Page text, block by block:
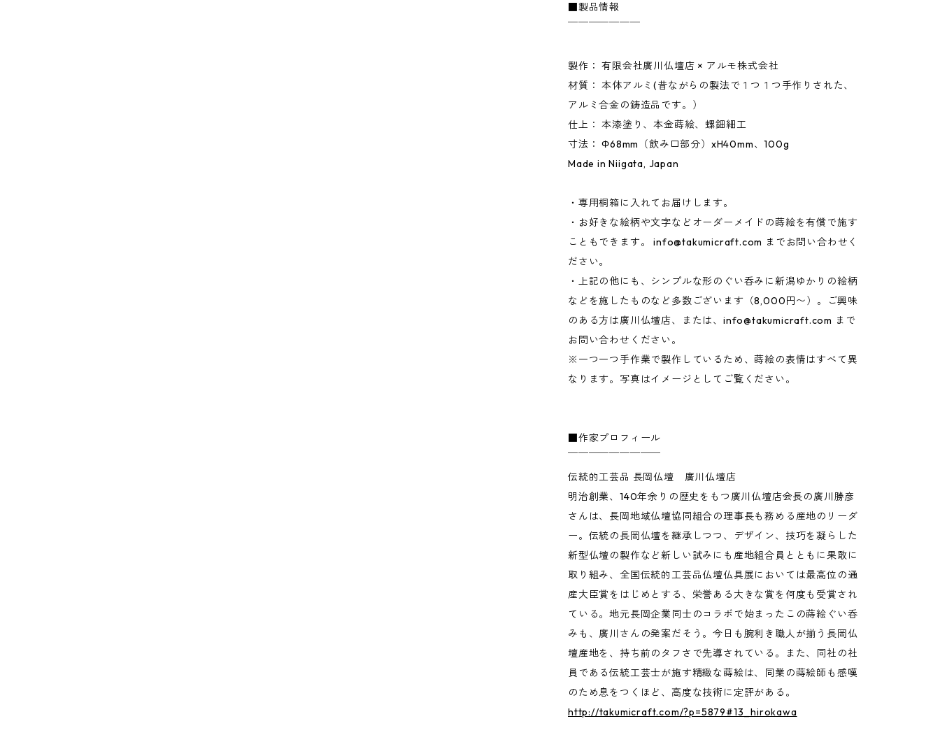
■製品情報
￣￣￣￣￣￣￣
製作： 有限会社廣川仏壇店 × アルモ株式会社
材質： 本体アルミ(昔ながらの製法で１つ１つ手作りされた、
アルミ合金の鋳造品です。）
仕上： 本漆塗り、本金蒔絵、螺鈿細工
寸法： Φ68mm（飲み口部分）xH40mm、100g
Made in Niigata, Japan
・専用桐箱に入れてお届けします。
・お好きな絵柄や文字などオーダーメイドの蒔絵を有償で施す
こともできます。info@takumicraft.com までお問い合わせく
ださい。
・上記の他にも、シンプルな形のぐい呑みに新潟ゆかりの絵柄
などを施したものなど多数ございます（8,000円〜）。ご興味
のある方は廣川仏壇店、または、info@takumicraft.com まで
お問い合わせください。
※一つ一つ手作業で製作しているため、蒔絵の表情はすべて異
なります。写真はイメージとしてご覧ください。
■作家プロフィール
￣￣￣￣￣￣￣￣￣
伝統的工芸品 長岡仏壇 廣川仏壇店
明治創業、140年余りの歴史をもつ廣川仏壇店会長の廣川勝彦
さんは、長岡地域仏壇協同組合の理事長も務める産地のリーダ
ー。伝統の長岡仏壇を継承しつつ、デザイン、技巧を凝らした
新型仏壇の製作など新しい試みにも産地組合員とともに果敢に
取り組み、全国伝統的工芸品仏壇仏具展においては最高位の通
産大臣賞をはじめとする、栄誉ある大きな賞を何度も受賞され
ている。地元長岡企業同士のコラボで始まったこの蒔絵ぐい呑
みも、廣川さんの発案だそう。今日も腕利き職人が揃う長岡仏
壇産地を、持ち前のタフさで先導されている。また、同社の社
員である伝統工芸士が施す精緻な蒔絵は、同業の蒔絵師も感嘆
のため息をつくほど、高度な技術に定評がある。
http://takumicraft.com/?p=5879#13_hirokawa